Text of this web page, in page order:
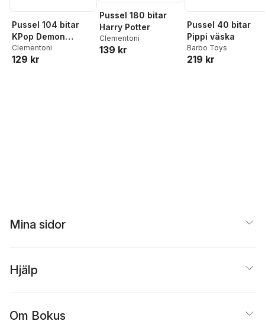
Pussel 104 bitar
KPop Demon
Hunters Super
Color
Clementoni
129 kr
Pussel 180 bitar
Harry Potter
Clementoni
139 kr
Pussel 40 bitar
Pippi väska
Barbo Toys
219 kr
Mina sidor
Hjälp
Om Bokus